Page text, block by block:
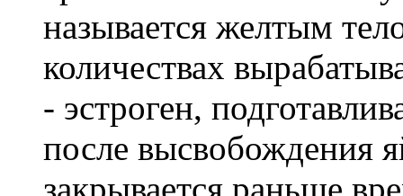
называется желтым
количествах
- эстроген,
после высвобождения
закрывается раньше